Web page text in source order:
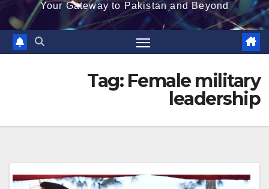
Your Gateway to Pakistan and Beyond
Tag: Female military
leadership